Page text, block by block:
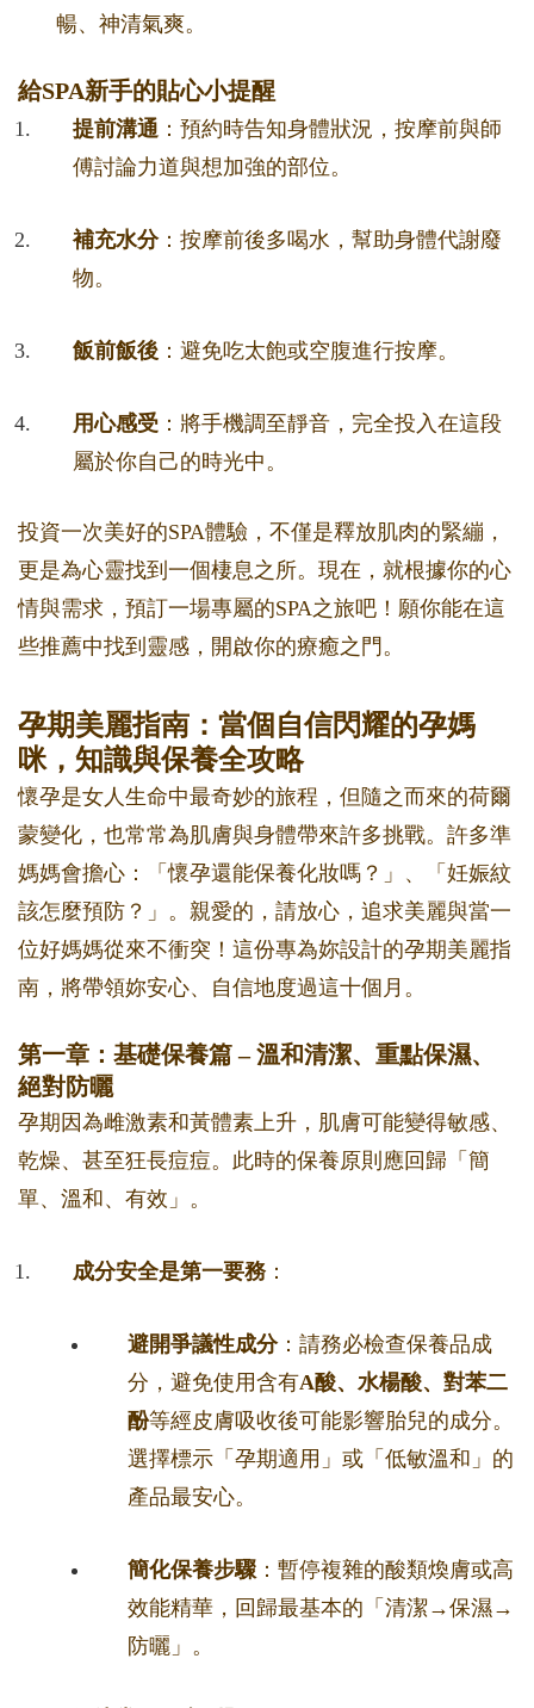
暢、神清氣爽。
給SPA新手的貼心小提醒
提前溝通 ：預約時告知身體狀況，按摩前與師
傅討論力道與想加強的部位。
補充水分：按摩前後多喝水，幫助身體代謝廢
物。
飯前飯後 ：避免吃太飽或空腹進行按摩。
用心感受 ：將手機調至靜音，完全投入在這段
屬於你自己的時光中。
投資一次美好的SPA體驗，不僅是釋放肌肉的緊繃，
更是為心靈找到一個棲息之所。現在，就根據你的心
情與需求，預訂一場專屬的SPA之旅吧！願你能在這
些推薦中找到靈感，開啟你的療癒之門。
孕期美麗指南：當個自信閃耀的孕媽
咪，知識與保養全攻略
懷孕是女人生命中最奇妙的旅程，但隨之而來的荷爾
蒙變化，也常常為肌膚與身體帶來許多挑戰。許多準
媽媽會擔心：「懷孕還能保養化妝嗎？」、「妊娠紋
該怎麼預防？」。親愛的，請放心，追求美麗與當一
位好媽媽從來不衝突！這份專為妳設計的孕期美麗指
南，將帶領妳安心、自信地度過這十個月。
第一章：基礎保養篇 – 溫和清潔、重點保濕、
絕對防曬
孕期因為雌激素和黃體素上升，肌膚可能變得敏感、
乾燥、甚至狂長痘痘。此時的保養原則應回歸「簡
單、溫和、有效」。
成分安全是第一要務：
避開爭議性成分：請務必檢查保養品成
分，避免使用含有A酸、水楊酸、對苯二
酚等經皮膚吸收後可能影響胎兒的成分。
選擇標示「孕期適用」或「低敏溫和」的
產品最安心。
簡化保養步驟 ：暫停複雜的酸類煥膚或高
效能精華，回歸最基本的「清潔→保濕→
防曬」。